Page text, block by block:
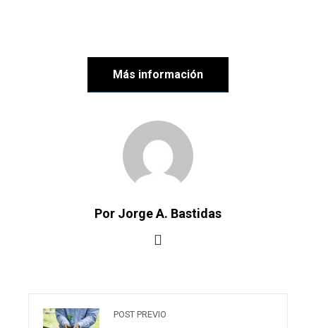
Más información
Por Jorge A. Bastidas
POST PREVIO